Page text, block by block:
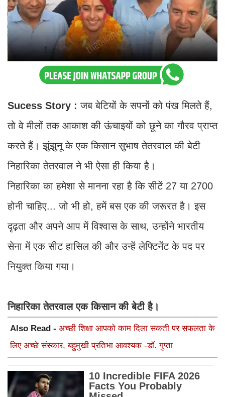
Sucess Story :जब बेटियों के सपनों को पंख मिलते हैं,
तो वे मीलों तक आकाश की ऊंचाइयों को छूने का गौरव प्राप्त
करते हैं। झुंझुनू के एक किसान सुभाष तेतरवाल की बेटी
निहारिका तेतरवाल ने भी ऐसा ही किया है।
निहारिका का हमेशा से मानना रहा है कि सीटें 27 या 2700
होनी चाहिए... जो भी हो, हमें बस एक की जरूरत है। इस
दृढ़ता और अपने आप में विश्वास के साथ, उन्होंने भारतीय
सेना में एक सीट हासिल की और उन्हें लेफ्टिनेंट के पद पर
नियुक्त किया गया।
निहारिका तेतरवाल एक किसान की बेटी है।
Also Read - अच्छी शिक्षा आपको काम दिला सकती पर सफलता के
लिए अच्छे संस्कार, बहुमुखी प्रतिभा आवश्यक -डॉ. गुप्ता